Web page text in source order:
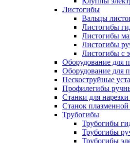
Листогибы
Вальцы
Листогибы
Листогибы
Листогибы
Листогибы с
Оборудование для
Оборудование для
Пескоструйные
Профилегибы
Станки для нарезки
Станок плазменной
Трубогибы
Трубогибы
Трубогибы
Трубогибы